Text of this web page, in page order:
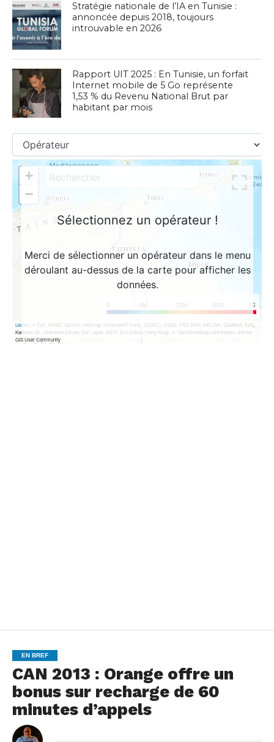
Stratégie nationale de l’IA en Tunisie :
annoncée depuis 2018, toujours
introuvable en 2026
Rapport UIT 2025 : En Tunisie, un forfait
Internet mobile de 5 Go représente
1,53 % du Revenu National Brut par
habitant par mois
EN BREF
CAN 2013 : Orange offre un
bonus sur recharge de 60
minutes d’appels